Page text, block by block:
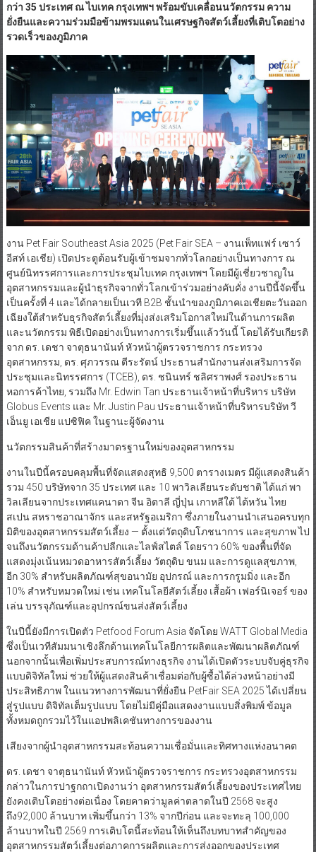
กว่า 35 ประเทศ ณ ไบเทค กรุงเทพฯ พร้อมขับเคลื่อนนวัตกรรม ความ
ยั่งยืนและความร่วมมือข้ามพรมแดนในเศรษฐกิจสัตว์เลี้ยงที่เติบโตอย่าง
รวดเร็วของภูมิภาค
งาน Pet Fair Southeast Asia 2025 (Pet Fair SEA – งานเพ็ทแฟร์ เซาว์
อีสท์ เอเชีย) เปิดประตูต้อนรับผู้เข้าชมจากทั่วโลกอย่างเป็นทางการ ณ
ศูนย์นิทรรศการและการประชุมไบเทค กรุงเทพฯ โดยมีผู้เชี่ยวชาญใน
อุตสาหกรรมและผู้นำธุรกิจจากทั่วโลกเข้าร่วมอย่างคับคั่ง งานปีนี้จัดขึ้น
เป็นครั้งที่ 4 และได้กลายเป็นเวที B2B ชั้นนำของภูมิภาคเอเชียตะวันออก
เฉียงใต้สำหรับธุรกิจสัตว์เลี้ยงที่มุ่งส่งเสริมโอกาสใหม่ในด้านการผลิต
และนวัตกรรม พิธีเปิดอย่างเป็นทางการเริ่มขึ้นแล้ววันนี้ โดยได้รับเกียรติ
จาก ดร. เดชา จาตุธนานันท์ หัวหน้าผู้ตรวจราชการ กระทรวง
อุตสาหกรรม, ดร. ศุภวรรณ ตีระรัตน์ ประธานสำนักงานส่งเสริมการจัด
ประชุมและนิทรรศการ (TCEB), ดร. ชนินทร์ ชลิศราพงศ์ รองประธาน
หอการค้าไทย, รวมถึง Mr. Edwin Tan ประธานเจ้าหน้าที่บริหาร บริษัท
Globus Events และ Mr. Justin Pau ประธานเจ้าหน้าที่บริหารบริษัท วี
เอ็นยู เอเชีย แปซิฟิค ในฐานะผู้จัดงาน
นวัตกรรมสินค้าที่สร้างมาตรฐานใหม่ของอุตสาหกรรม
งานในปีนี้ครอบคลุมพื้นที่จัดแสดงสุทธิ 9,500 ตารางเมตร มีผู้แสดงสินค้า
รวม 450 บริษัทจาก 35 ประเทศ และ 10 พาวิลเลียนระดับชาติ ได้แก่ พา
วิลเลียนจากประเทศแคนาดา จีน อิตาลี ญี่ปุ่น เกาหลีใต้ ไต้หวัน ไทย
สเปน สหราชอาณาจักร และสหรัฐอเมริกา ซึ่งภายในงานนำเสนอครบทุก
มิติของอุตสาหกรรมสัตว์เลี้ยง — ตั้งแต่วัตถุดิบโภชนาการ และสุขภาพ ไป
จนถึงนวัตกรรมด้านค้าปลีกและไลฟ์สไตล์ โดยราว 60% ของพื้นที่จัด
แสดงมุ่งเน้นหมวดอาหารสัตว์เลี้ยง วัตถุดิบ ขนม และการดูแลสุขภาพ,
อีก 30% สำหรับผลิตภัณฑ์สุขอนามัย อุปกรณ์ และการกรูมมิ่ง และอีก
10% สำหรับหมวดใหม่ เช่น เทคโนโลยีสัตว์เลี้ยง เสื้อผ้า เฟอร์นิเจอร์ ของ
เล่น บรรจุภัณฑ์และอุปกรณ์ขนส่งสัตว์เลี้ยง
ในปีนี้ยังมีการเปิดตัว Petfood Forum Asia จัดโดย WATT Global Media
ซึ่งเป็นเวทีสัมมนาเชิงลึกด้านเทคโนโลยีการผลิตและพัฒนาผลิตภัณฑ์
นอกจากนั้นเพื่อเพิ่มประสบการณ์ทางธุรกิจ งานได้เปิดตัวระบบจับคู่ธุรกิจ
แบบดิจิทัลใหม่ ช่วยให้ผู้แสดงสินค้าเชื่อมต่อกับผู้ซื้อได้ล่วงหน้าอย่างมี
ประสิทธิภาพ ในแนวทางการพัฒนาที่ยั่งยืน PetFair SEA 2025 ได้เปลี่ยน
สู่รูปแบบ ดิจิทัลเต็มรูปแบบ โดยไม่มีคู่มือแสดงงานแบบสิ่งพิมพ์ ข้อมูล
ทั้งหมดถูกรวมไว้ในแอปพลิเคชันทางการของงาน
เสียงจากผู้นำอุตสาหกรรมสะท้อนความเชื่อมั่นและทิศทางแห่งอนาคต
ดร. เดชา จาตุธนานันท์ หัวหน้าผู้ตรวจราชการ กระทรวงอุตสาหกรรม
กล่าวในการปาฐกถาเปิดงานว่า อุตสาหกรรมสัตว์เลี้ยงของประเทศไทย
ยังคงเติบโตอย่างต่อเนื่อง โดยคาดว่ามูลค่าตลาดในปี 2568 จะสูง
ถึง92,000 ล้านบาท เพิ่มขึ้นกว่า 13% จากปีก่อน และจะทะลุ 100,000
ล้านบาทในปี 2569 การเติบโตนี้สะท้อนให้เห็นถึงบทบาทสำคัญของ
อุตสาหกรรมสัตว์เลี้ยงต่อภาคการผลิตและการส่งออกของประเทศ